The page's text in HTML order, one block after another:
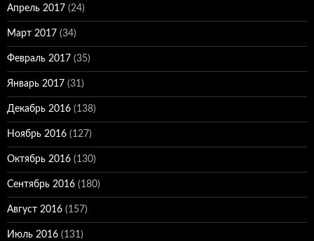
Апрель 2017 (24)
Март 2017 (34)
Февраль 2017 (35)
Январь 2017 (31)
Декабрь 2016 (138)
Ноябрь 2016 (127)
Октябрь 2016 (130)
Сентябрь 2016 (180)
Август 2016 (157)
Июль 2016 (131)